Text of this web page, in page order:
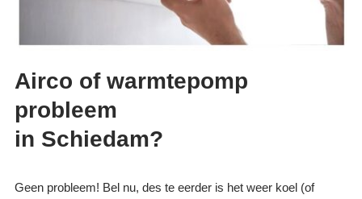
Airco of warmtepomp
probleem
in Schiedam?
Geen probleem! Bel nu, des te eerder is het weer koel (of